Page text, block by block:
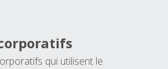
qui utilisent le